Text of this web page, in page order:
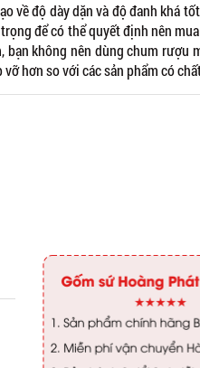
về độ dày dặn và độ đanh khá
để có thể quyết định nên
bạn không nên dùng chum rượu
hơn so với các sản phẩm có